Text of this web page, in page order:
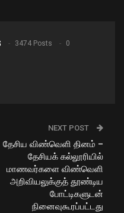
3474 Posts 0
NEXT POST
தேசிய விண்வெளி தினம் –
தேசியக் கல்லூரியில்
மாணவர்களை விண்வெளி
அறிவியலுக்குத் தூண்டிய
போட்டிகளுடன்
நினைவுகூரப்பட்டது